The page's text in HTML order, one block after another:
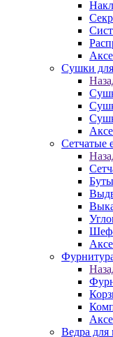
Сушки
Сетчатые
Ведра для